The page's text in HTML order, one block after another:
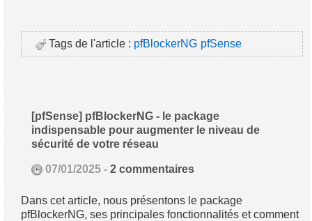
Tags de l'article : pfBlockerNG pfSense
[pfSense] pfBlockerNG - le package
indispensable pour augmenter le niveau de
sécurité de votre réseau
07/01/2025 -2 commentaires
Dans cet article, nous présentons le package
pfBlockerNG, ses principales fonctionnalités et comment